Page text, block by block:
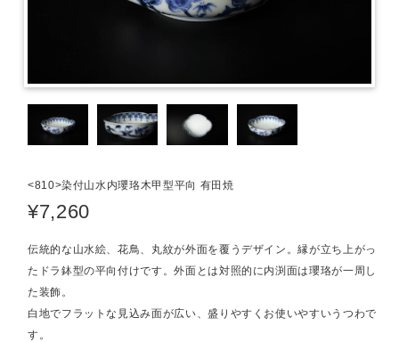
<810>染付山水内瓔珞木甲型平向 有田焼
¥7,260
伝統的な山水絵、花鳥、丸紋が外面を覆うデザイン。縁が立ち上がっ
たドラ鉢型の平向付けです。外面とは対照的に内渕面は瓔珞が一周し
た装飾。
白地でフラットな見込み面が広い、盛りやすくお使いやすいうつわで
す。